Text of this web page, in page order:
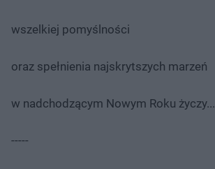
wszelkiej pomyślności
oraz spełnienia najskrytszych marzeń
w nadchodzącym Nowym Roku życzy...
-----